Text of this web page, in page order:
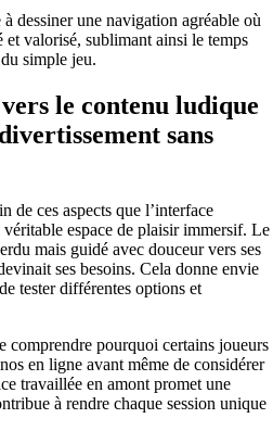
dessiner une navigation agréable où
et valorisé, sublimant ainsi le temps
simple jeu.
le contenu ludique
sans
de ces aspects que l’interface
espace de plaisir immersif. Le
mais guidé avec douceur vers ses
ses besoins. Cela donne envie
tester différentes options et
comprendre pourquoi certains joueurs
en ligne avant même de considérer
travaillée en amont promet une
à rendre chaque session unique